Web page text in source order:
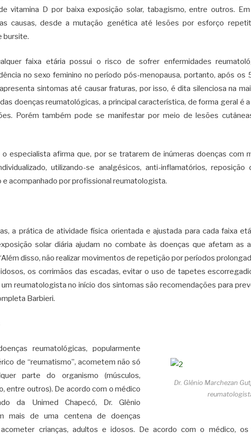
vitamina D por baixa exposição solar, tabagismo, entre outros.
causas, desde a mutação genética até lesões por esforço
bursite.
faixa etária possui o risco de sofrer enfermidades
no sexo feminino no período pós-menopausa, portanto, após os
sintomas até causar fraturas, por isso, é dita silenciosa na
doenças reumatológicas, a principal característica, de forma geral é a
Porém também pode se manifestar por meio de lesões
especialista afirma que, por se tratarem de inúmeras doenças com
utilizando-se analgésicos, anti-inflamatórios, reposição
e acompanhado por profissional reumatologista.
a prática de atividade física orientada e ajustada para cada faixa
solar diária ajudam no combate às doenças que afetam as
disso, não realizar movimentos de repetição por períodos
os corrimãos das escadas, evitar o uso de tapetes
reumatologista no início dos sintomas são recomendações para
Barbieri.
Dr. Glênio Marchezan
reumatológicas, popularmente
de “reumatismo”, acometem não só
parte do organismo (músculos,
entre outros). De acordo com o médico
da Unimed Chapecó, Dr. Glênio
mais de uma centena de doenças
crianças, adultos e idosos. De acordo com o médico,